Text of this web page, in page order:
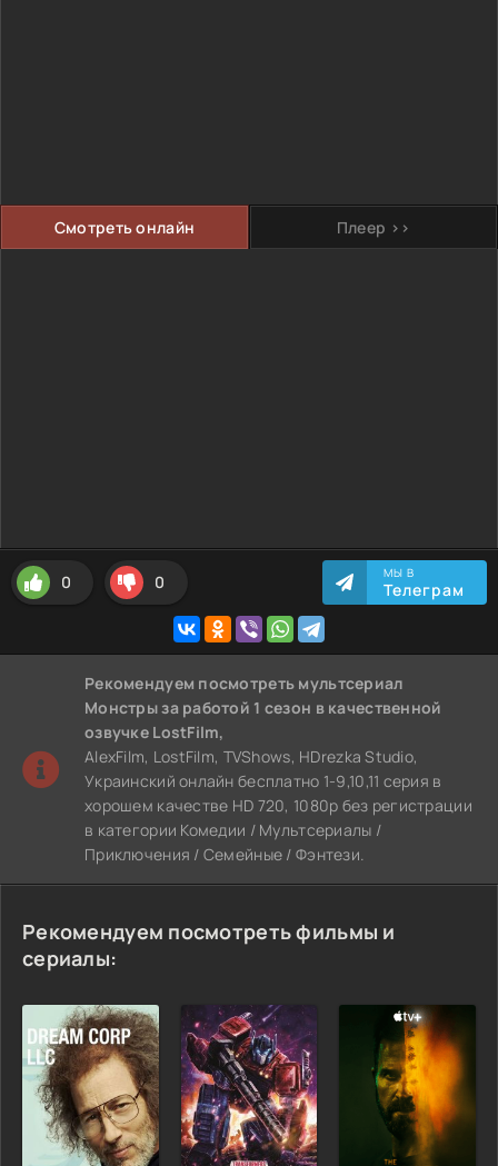
Смотреть онлайн Плеер >>
0 0 МЫ В
Телеграм
Рекомендуем посмотреть мультсериал
Монстры за работой 1 сезон в качественной
озвучке LostFilm,
AlexFilm, LostFilm, TVShows, HDrezka Studio,
Украинский онлайн бесплатно 1-9,10,11 серия в
хорошем качестве HD 720, 1080p без регистрации
в категории Комедии / Мультсериалы /
Приключения / Семейные / Фэнтези.
Рекомендуем посмотреть фильмы и
сериалы: